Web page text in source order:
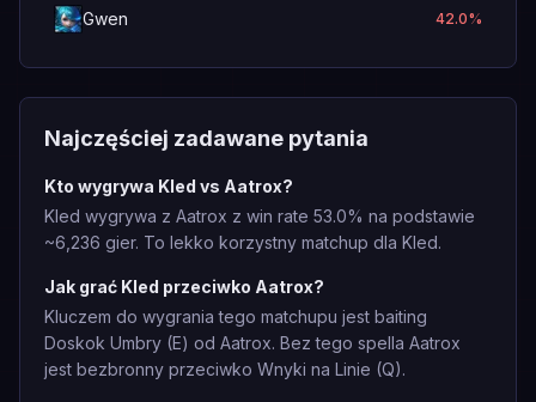
Gwen 42.0%
Najczęściej zadawane pytania
Kto wygrywa Kled vs Aatrox?
Kled wygrywa z Aatrox z win rate 53.0% na podstawie
~6,236 gier. To lekko korzystny matchup dla Kled.
Jak grać Kled przeciwko Aatrox?
Kluczem do wygrania tego matchupu jest baiting
Doskok Umbry (E) od Aatrox. Bez tego spella Aatrox
jest bezbronny przeciwko Wnyki na Linie (Q).